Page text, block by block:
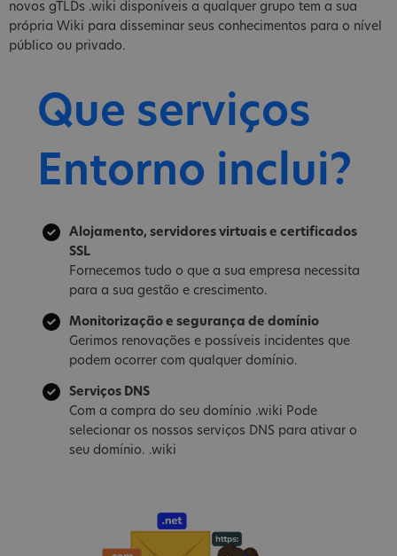
novos gTLDs .wiki disponíveis a qualquer grupo tem a sua
própria Wiki para disseminar seus conhecimentos para o nível
público ou privado.
Que serviços
Entorno inclui?
Alojamento, servidores virtuais e certificados
SSL
Fornecemos tudo o que a sua empresa necessita
para a sua gestão e crescimento.
Monitorização e segurança de domínio
Gerimos renovações e possíveis incidentes que
podem ocorrer com qualquer domínio.
Serviços DNS
Com a compra do seu domínio .wiki Pode
selecionar os nossos serviços DNS para ativar o
seu domínio. .wiki